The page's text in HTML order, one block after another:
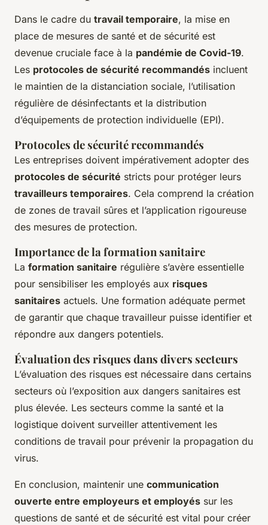
Dans le cadre du travail temporaire, la mise en
place de mesures de santé et de sécurité est
devenue cruciale face à la pandémie de Covid-19.
Les protocoles de sécurité recommandés incluent
le maintien de la distanciation sociale, l’utilisation
régulière de désinfectants et la distribution
d’équipements de protection individuelle (EPI).
Protocoles de sécurité recommandés
Les entreprises doivent impérativement adopter des
protocoles de sécurité stricts pour protéger leurs
travailleurs temporaires. Cela comprend la création
de zones de travail sûres et l’application rigoureuse
des mesures de protection.
Importance de la formation sanitaire
La formation sanitaire régulière s’avère essentielle
pour sensibiliser les employés aux risques
sanitaires actuels. Une formation adéquate permet
de garantir que chaque travailleur puisse identifier et
répondre aux dangers potentiels.
Évaluation des risques dans divers secteurs
L’évaluation des risques est nécessaire dans certains
secteurs où l’exposition aux dangers sanitaires est
plus élevée. Les secteurs comme la santé et la
logistique doivent surveiller attentivement les
conditions de travail pour prévenir la propagation du
virus.
En conclusion, maintenir une communication
ouverte entre employeurs et employés sur les
questions de santé et de sécurité est vital pour créer